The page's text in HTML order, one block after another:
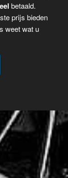
betaald.
prijs bieden
weet wat u